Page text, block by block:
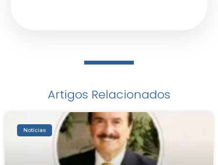
Artigos Relacionados
Notícias